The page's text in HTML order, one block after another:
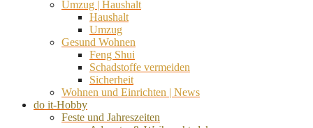
Umzug | Haushalt
Haushalt
Umzug
Gesund Wohnen
Feng Shui
Schadstoffe vermeiden
Sicherheit
Wohnen und Einrichten | News
do it-Hobby
Feste und Jahreszeiten